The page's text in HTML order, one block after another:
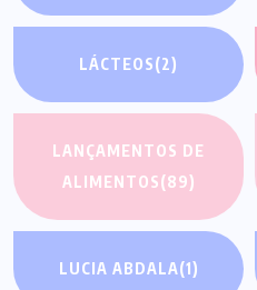
LÁCTEOS(2)
LANÇAMENTOS DE
ALIMENTOS(89)
LUCIA ABDALA(1)